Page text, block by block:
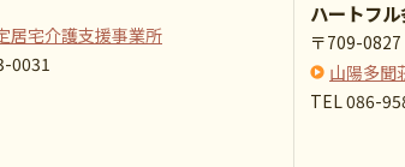
居宅介護支援事業所
0031
ハートフ
〒709-
山陽多聞
TEL 086-